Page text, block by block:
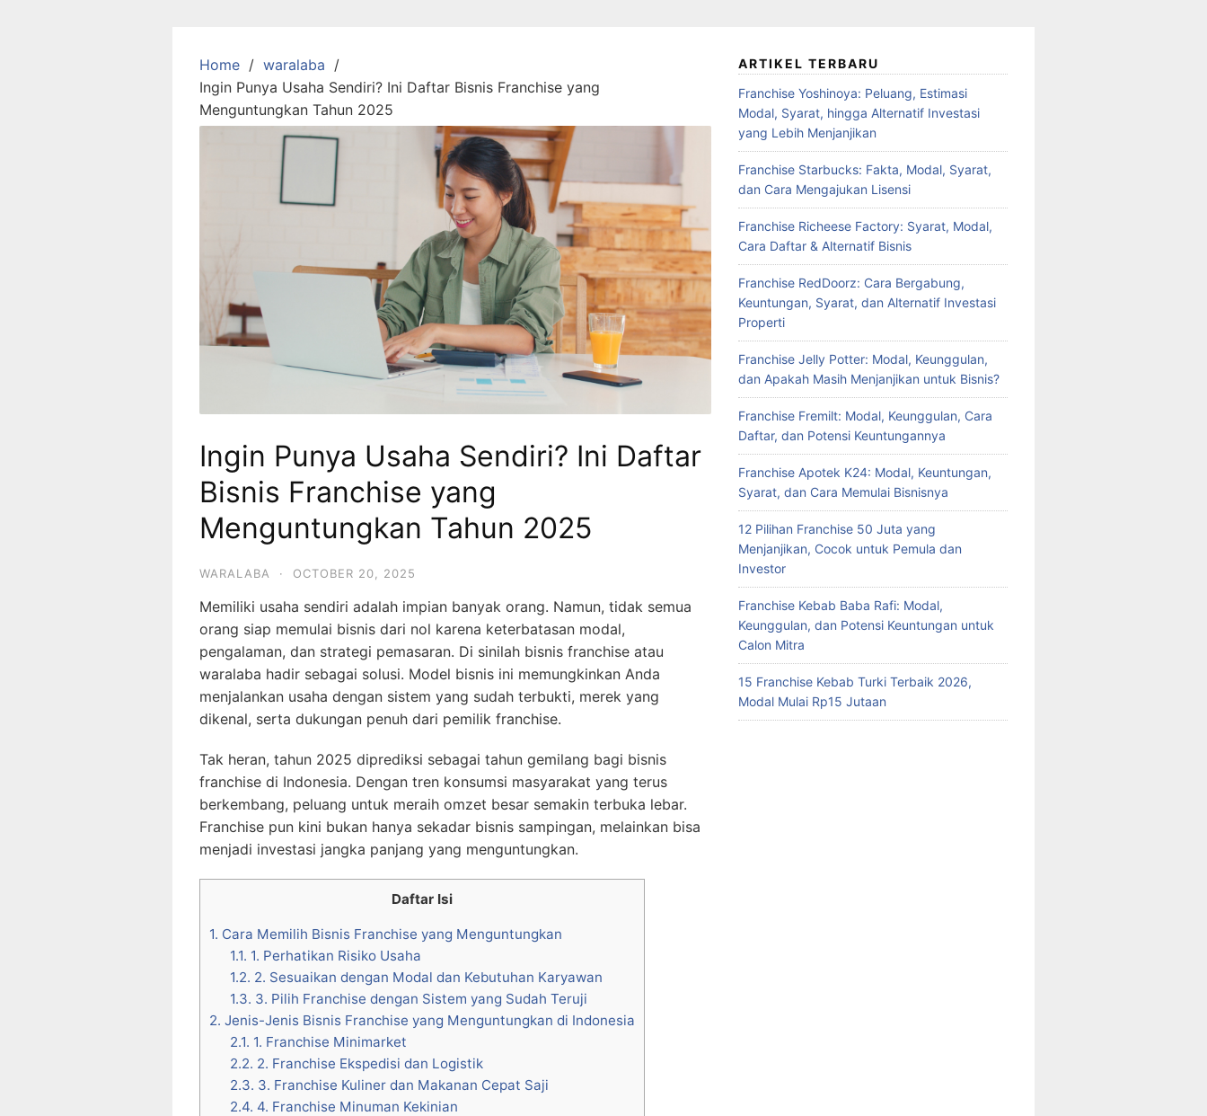
Home
waralaba
Ingin Punya Usaha Sendiri? Ini Daftar Bisnis Franchise yang
Menguntungkan Tahun 2025
Ingin Punya Usaha Sendiri? Ini Daftar
Bisnis Franchise yang
Menguntungkan Tahun 2025
WARALABA · OCTOBER 20, 2025
Memiliki usaha sendiri adalah impian banyak orang. Namun, tidak semua
orang siap memulai bisnis dari nol karena keterbatasan modal,
pengalaman, dan strategi pemasaran. Di sinilah bisnis franchise atau
waralaba hadir sebagai solusi. Model bisnis ini memungkinkan Anda
menjalankan usaha dengan sistem yang sudah terbukti, merek yang
dikenal, serta dukungan penuh dari pemilik franchise.
Tak heran, tahun 2025 diprediksi sebagai tahun gemilang bagi bisnis
franchise di Indonesia. Dengan tren konsumsi masyarakat yang terus
berkembang, peluang untuk meraih omzet besar semakin terbuka lebar.
Franchise pun kini bukan hanya sekadar bisnis sampingan, melainkan bisa
menjadi investasi jangka panjang yang menguntungkan.
Daftar Isi
1. Cara Memilih Bisnis Franchise yang Menguntungkan
1.1. 1. Perhatikan Risiko Usaha
1.2. 2. Sesuaikan dengan Modal dan Kebutuhan Karyawan
1.3. 3. Pilih Franchise dengan Sistem yang Sudah Teruji
2. Jenis-Jenis Bisnis Franchise yang Menguntungkan di Indonesia
2.1. 1. Franchise Minimarket
2.2. 2. Franchise Ekspedisi dan Logistik
2.3. 3. Franchise Kuliner dan Makanan Cepat Saji
2.4. 4. Franchise Minuman Kekinian
ARTIKEL TERBARU
Franchise Yoshinoya: Peluang, Estimasi
Modal, Syarat, hingga Alternatif Investasi
yang Lebih Menjanjikan
Franchise Starbucks: Fakta, Modal, Syarat,
dan Cara Mengajukan Lisensi
Franchise Richeese Factory: Syarat, Modal,
Cara Daftar & Alternatif Bisnis
Franchise RedDoorz: Cara Bergabung,
Keuntungan, Syarat, dan Alternatif Investasi
Properti
Franchise Jelly Potter: Modal, Keunggulan,
dan Apakah Masih Menjanjikan untuk Bisnis?
Franchise Fremilt: Modal, Keunggulan, Cara
Daftar, dan Potensi Keuntungannya
Franchise Apotek K24: Modal, Keuntungan,
Syarat, dan Cara Memulai Bisnisnya
12 Pilihan Franchise 50 Juta yang
Menjanjikan, Cocok untuk Pemula dan
Investor
Franchise Kebab Baba Rafi: Modal,
Keunggulan, dan Potensi Keuntungan untuk
Calon Mitra
15 Franchise Kebab Turki Terbaik 2026,
Modal Mulai Rp15 Jutaan